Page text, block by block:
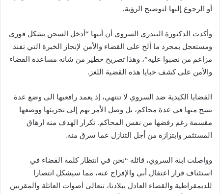
أو الرجوع إليها لتوضيح الرؤية.
وأكدت الدكتورة البندري السروي أن أبيها “أدخل السجن بشكل فوري
ومستعجل بمجرد ما ألح على القضاء والأمن لإنجاز الخبرة التي تفند
مزاعم من نصبوا عليه”، وهذا تصريح خطير من شانه مساعدة القضاء
والأمن على كشف خبايا هذه القضية اللغز.
القضايا الكيدية ضد السروي لا تنتهي، إذ يعمد رافعيها الى وضع عدة
نسخ منها في عدة محاكم، بل وصل الأمر بهم إلى تجزيئها ووضعها
مقسمة رغم رفضها من نفس المحاكم. تكرار الهدف منه ارهاق
المستثمر وابتزازه من أجل التنازل عما سرق منه.
وواصلت ابنة السروي، قائلة “نحن في انتظار كلمة القضاء في
استئناف قرار اعتقال أبي والإفراج عنه، مما سيشكل انتصارا
للديمقراطية والقضاء العادل ببلادنا، تتعالى أصوات العائلة والمقربين